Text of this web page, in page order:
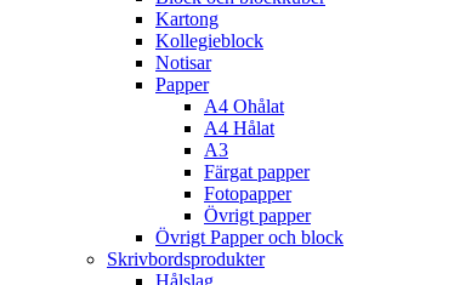
Kartong
Kollegieblock
Notisar
Papper
A4 Ohålat
A4 Hålat
A3
Färgat papper
Fotopapper
Övrigt papper
Övrigt Papper och block
Skrivbordsprodukter
Hålslag